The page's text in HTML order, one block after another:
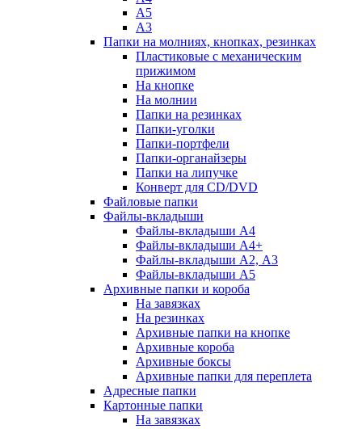
А5
А3
Папки на молниях, кнопках, резинках
Пластиковые с механическим
прижимом
На кнопке
На молнии
Папки на резинках
Папки-уголки
Папки-портфели
Папки-органайзеры
Папки на липучке
Конверт для CD/DVD
Файловые папки
Файлы-вкладыши
Файлы-вкладыши А4
Файлы-вкладыши А4+
Файлы-вкладыши А2, А3
Файлы-вкладыши А5
Архивные папки и короба
На завязках
На резинках
Архивные папки на кнопке
Архивные короба
Архивные боксы
Архивные папки для переплета
Адресные папки
Картонные папки
На завязках